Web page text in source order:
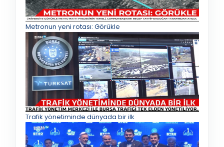
Metronun yeni rotası: Görükle
Trafik yönetiminde dünyada bir ilk